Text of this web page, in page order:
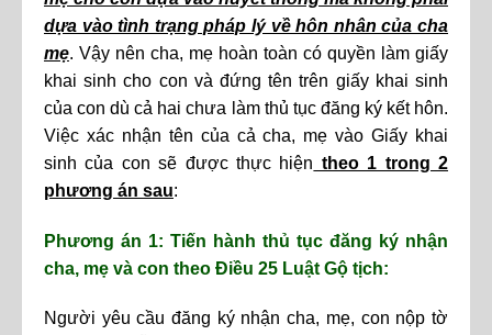
dựa vào tình trạng pháp lý về hôn nhân của cha
mẹ. Vậy nên cha, mẹ hoàn toàn có quyền làm giấy
khai sinh cho con và đứng tên trên giấy khai sinh
của con dù cả hai chưa làm thủ tục đăng ký kết hôn.
Việc xác nhận tên của cả cha, mẹ vào Giấy khai
sinh của con sẽ được thực hiện theo 1 trong 2
phương án sau:
Phương án 1: Tiến hành thủ tục đăng ký nhận
cha, mẹ và con theo Điều 25 Luật Gộ tịch:
Người yêu cầu đăng ký nhận cha, mẹ, con nộp tờ